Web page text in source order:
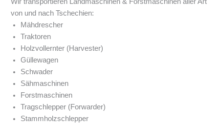
von und nach Tschechien:
Mähdrescher
Traktoren
Holzvollernter (Harvester)
Güllewagen
Schwader
Sähmaschinen
Forstmaschinen
Tragschlepper (Forwarder)
Stammholzschlepper